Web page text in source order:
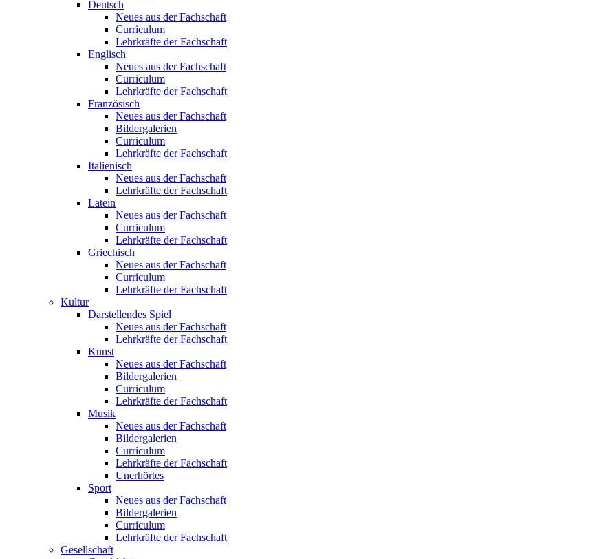
Deutsch
Neues aus der Fachschaft
Curriculum
Lehrkräfte der Fachschaft
Englisch
Neues aus der Fachschaft
Curriculum
Lehrkräfte der Fachschaft
Französisch
Neues aus der Fachschaft
Bildergalerien
Curriculum
Lehrkräfte der Fachschaft
Italienisch
Neues aus der Fachschaft
Lehrkräfte der Fachschaft
Latein
Neues aus der Fachschaft
Curriculum
Lehrkräfte der Fachschaft
Griechisch
Neues aus der Fachschaft
Curriculum
Lehrkräfte der Fachschaft
Kultur
Darstellendes Spiel
Neues aus der Fachschaft
Lehrkräfte der Fachschaft
Kunst
Neues aus der Fachschaft
Bildergalerien
Curriculum
Lehrkräfte der Fachschaft
Musik
Neues aus der Fachschaft
Bildergalerien
Curriculum
Lehrkräfte der Fachschaft
Unerhörtes
Sport
Neues aus der Fachschaft
Bildergalerien
Curriculum
Lehrkräfte der Fachschaft
Gesellschaft